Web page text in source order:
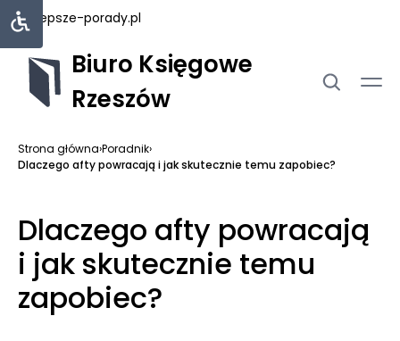
najlepsze-porady.pl
Biuro Księgowe
Rzeszów
Strona główna›Poradnik›
Dlaczego afty powracają i jak skutecznie temu zapobiec?
Dlaczego afty powracają
i jak skutecznie temu
zapobiec?